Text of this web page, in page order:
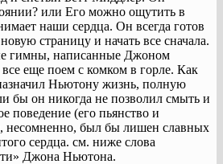
или Его можно ощутить в
наши сердца. Он всегда готов
страницу и начать все сначала.
гимны, написанные Джоном
еще поем с комком в горле. Как
Ньютону жизнь, полную
бы он никогда не позволил смыть и
поведение (его пьянство и
несомненно, был бы лишен славных
сердца. см. ниже слова
Джона Ньютона.